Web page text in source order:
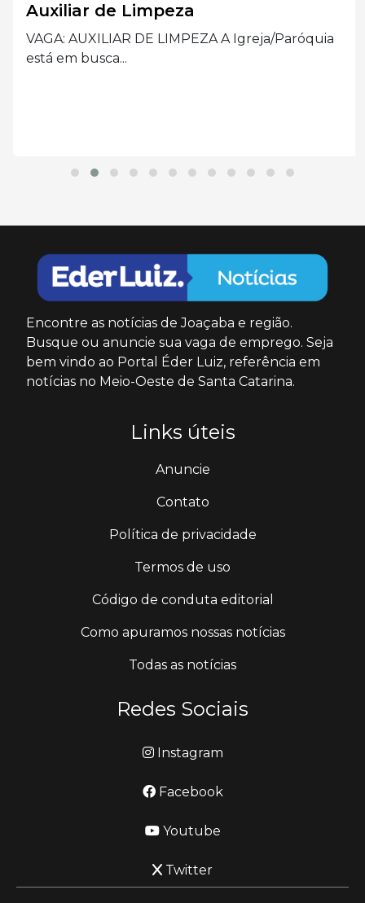
Auxiliar de Limpeza
VAGA: AUXILIAR DE LIMPEZA A Igreja/Paróquia
está em busca...
Encontre as notícias de Joaçaba e região.
Busque ou anuncie sua vaga de emprego. Seja
bem vindo ao Portal Éder Luiz, referência em
notícias no Meio-Oeste de Santa Catarina.
Links úteis
Anuncie
Contato
Política de privacidade
Termos de uso
Código de conduta editorial
Como apuramos nossas notícias
Todas as notícias
Redes Sociais
Instagram
Facebook
Youtube
Twitter